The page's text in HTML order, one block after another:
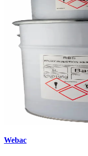
Webac